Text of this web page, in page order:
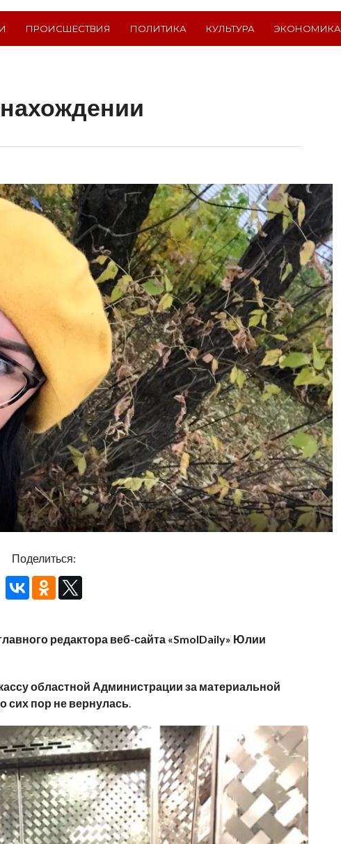
ПРОИСШЕСТВИЯ ПОЛИТИКА КУЛЬТУРА ЭКОНОМИКА
Поделиться:
редактора веб-сайта «SmolDaily» Юлии
областной Администрации за материальной
пор не вернулась.